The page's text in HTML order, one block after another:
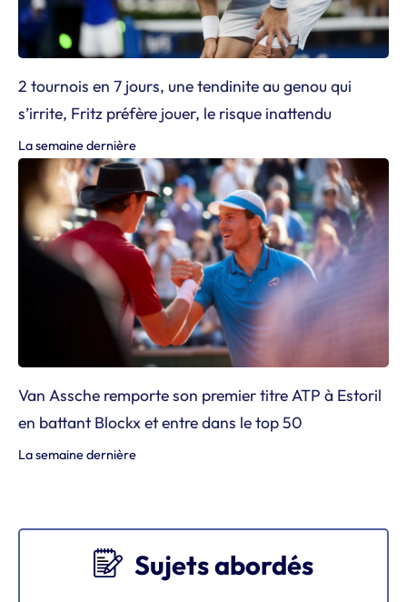
2 tournois en 7 jours, une tendinite au genou qui
s’irrite, Fritz préfère jouer, le risque inattendu
La semaine dernière
Van Assche remporte son premier titre ATP à Estoril
en battant Blockx et entre dans le top 50
La semaine dernière
Sujets abordés